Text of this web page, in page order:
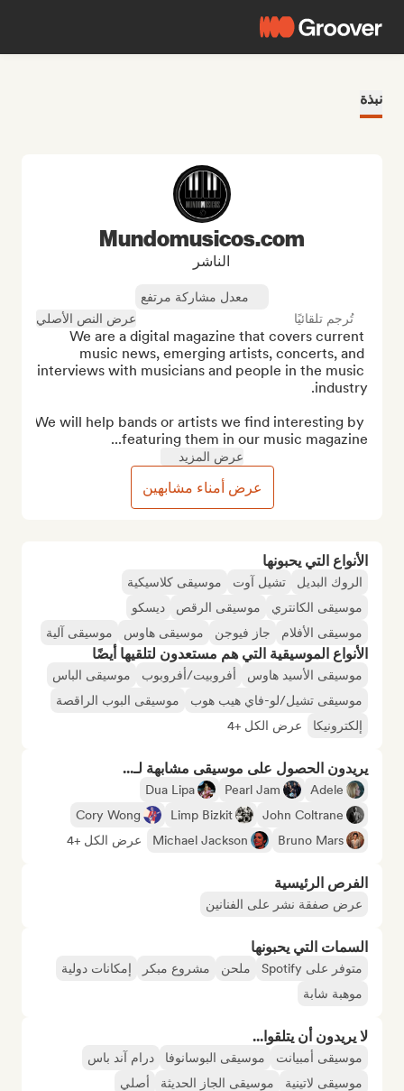
نبذة
الأنواع التي يحبونها
الروك البديل تشيل آوت
موسيقى كلاسيكية
موسيقى الكانتري
موسيقى الرقص
ديسكو
موسيقى الأفلام
جاز فيوجن موسيقى هاوس موسيقى آلية
الأنواع الموسيقية التي هم مستعدون لتلقيها أيضًا
موسيقى الأسيد هاوس أفروبيت/أفروبوب
موسيقى الباس
موسيقى تشيل/لو-فاي هيب هوب
موسيقى البوب الراقصة
إلكترونيكا
عرض الكل +4
يريدون الحصول على موسيقى مشابهة لـ...
Adele
Pearl Jam
Dua Lipa
John Coltrane
Limp Bizkit
Cory Wong
Bruno Mars
Michael Jackson عرض الكل +4
الفرص الرئيسية
عرض صفقة نشر على الفنانين
السمات التي يحبونها
متوفر على Spotify ملحن مشروع مبكر
إمكانات دولية
موهبة شابة
لا يريدون أن يتلقوا...
موسيقى أمبيانت موسيقى البوسانوفا
درام آند باس
موسيقى لاتينية
موسيقى الجاز الحديثة
أصلي
Mundomusicos.com
الناشر
معدل مشاركة مرتفع
تُرجم تلقائيًا
عرض النص الأصلي
We are a digital magazine that covers current
music news, emerging artists, concerts, and
interviews with musicians and people in the music
We will help bands or artists we find interesting by
featuring them in our music magazine...
عرض المزيد
عرض أمناء مشابهين